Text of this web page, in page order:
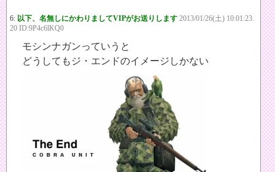
6: 以下、名無しにかわりましてVIPがお送りします 2013/01/26(土) 10:01:23.
20 ID:9P4c6lKQ0
モシンナガンっていうと
どうしてもジ・エンドのイメージしかない